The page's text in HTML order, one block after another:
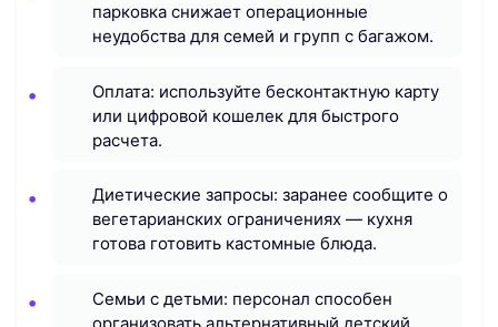
парковка снижает операционные
неудобства для семей и групп с багажом.
Оплата: используйте бесконтактную карту
или цифровой кошелек для быстрого
расчета.
Диетические запросы: заранее сообщите о
вегетарианских ограничениях — кухня
готова готовить кастомные блюда.
Семьи с детьми: персонал способен
организовать альтернативный детский